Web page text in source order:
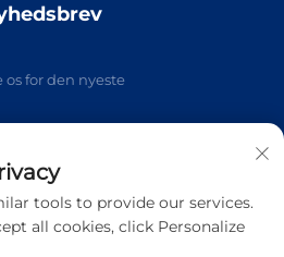
for den nyeste
tools to provide our services.
all cookies, click Personalize